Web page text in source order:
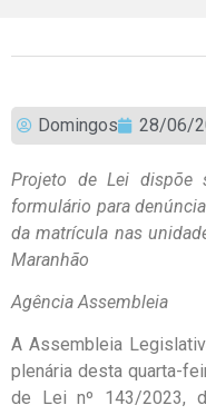
Domingos 28/06/
Projeto de Lei dispõe
formulário para
da matrícula nas
Maranhão
Agência Assembleia
A Assembleia
plenária desta quarta-
de Lei nº 143/2023,